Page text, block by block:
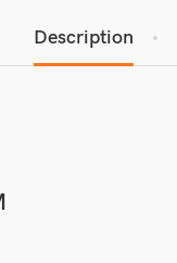
Description